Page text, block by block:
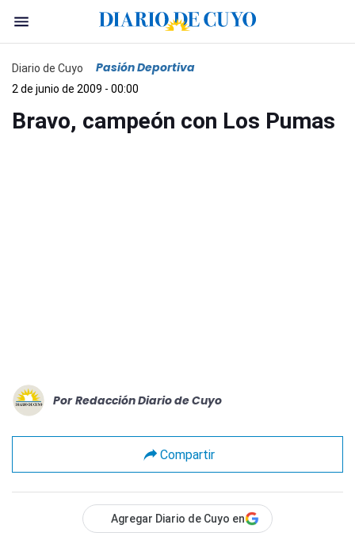
Diario de Cuyo Pasión Deportiva
2 de junio de 2009 - 00:00
Bravo, campeón con Los Pumas
Por Redacción Diario de Cuyo
Compartir
Agregar Diario de Cuyo en